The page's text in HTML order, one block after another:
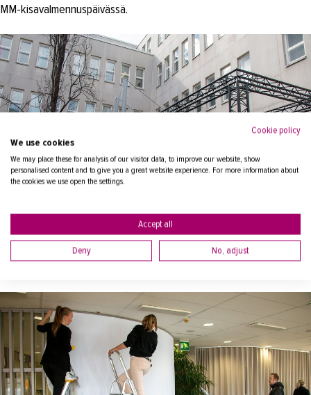
MM-kisavalmennuspäivässä.
Rakennusalan opiskelijat valmistavat rakenteita VIP-tilojen
sisäänkäynnille.
Cookie policy
We use cookies
We may place these for analysis of our visitor data, to improve our website, show
personalised content and to give you a great website experience. For more information about
the cookies we use open the settings.
Accept all
Deny No, adjust